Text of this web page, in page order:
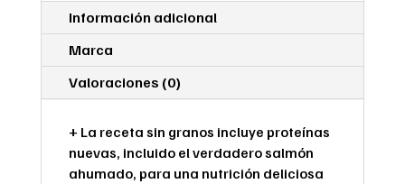
Información adicional
Marca
Valoraciones (0)
+ La receta sin granos incluye proteínas
nuevas, incluido el verdadero salmón
ahumado, para una nutrición deliciosa